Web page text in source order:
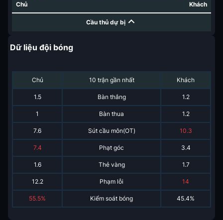
Chủ Khách
Cầu thủ dự bị
Dữ liệu đội bóng
Chủ 10 trận gần nhất Khách
1.5 Bàn thắng 1.2
1 Bàn thua 1.2
7.6 Sút cầu môn(OT) 10.3
7.4 Phạt góc 3.4
1.6 Thẻ vàng 1.7
12.2 Phạm lỗi 14
55.5% Kiểm soát bóng 45.4%